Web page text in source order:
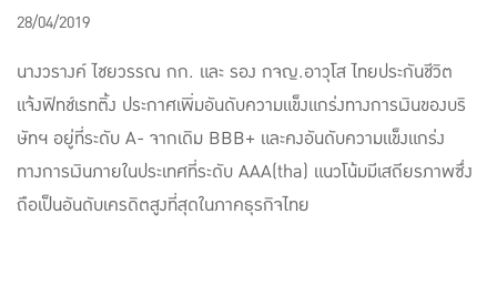
เปรียบเทียบแบบประกัน
เลือกแบบประกันที่เหมาะกับคุณ
TL Learning Center
28/04/2019
นางวรางค์ ไชยวรรณ กก. และ รอง กจญ.อาวุโส ไทยประกันชีวิต
แจ้งฟิทช์เรทติ้ง ประกาศเพิ่มอันดับความแข็งแกร่งทางการเงินของบริ
ษัทฯ อยู่ที่ระดับ A- จากเดิม BBB+ และคงอันดับความแข็งแกร่ง
ทางการเงินภายในประเทศที่ระดับ AAA(tha) แนวโน้มมีเสถียรภาพซึ่ง
ถือเป็นอันดับเครดิตสูงที่สุดในภาคธุรกิจไทย